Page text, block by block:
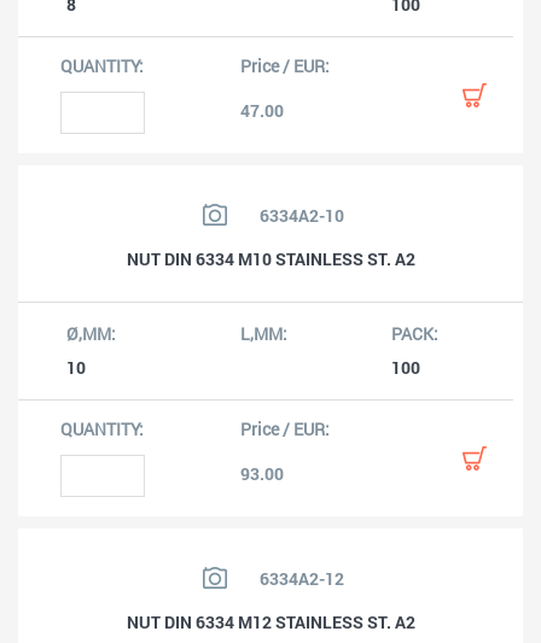
47.00
6334A2-10
NUT DIN 6334 M10 STAINLESS ST. A2
10 100
93.00
6334A2-12
NUT DIN 6334 M12 STAINLESS ST. A2